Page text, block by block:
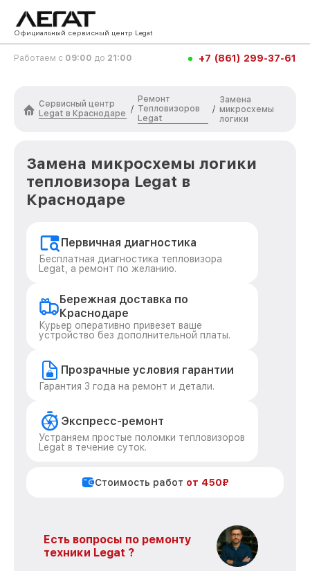
Официальный сервисный центр Legat
Работаем с 09:00 до 21:00 +7 (861) 299-37-61
Сервисный центр
Legat в Краснодаре /
Ремонт
Тепловизоров
Legat
/
Замена
микросхемы
логики
Замена микросхемы логики
тепловизора Legat в
Краснодаре
Первичная диагностика
Бесплатная диагностика тепловизора
Legat, а ремонт по желанию.
Бережная доставка по
Краснодаре
Курьер оперативно привезет ваше
устройство без дополнительной платы.
Прозрачные условия гарантии
Гарантия 3 года на ремонт и детали.
Экспресс-ремонт
Устраняем простые поломки тепловизоров
Legat в течение суток.
Стоимость работ от 450₽
Есть вопросы по ремонту
техники Legat ?